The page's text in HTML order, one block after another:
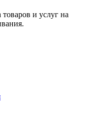
и услуг на